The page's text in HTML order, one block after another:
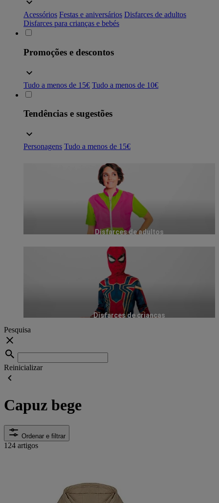
Acessórios Festas e aniversários Disfarces de adultos
Disfarces para crianças e bebés
Promoções e descontos
Tudo a menos de 15€ Tudo a menos de 10€
Tendências e sugestões
Personagens Tudo a menos de 15€
Disfarces de adultos
Disfarces de crianças
Pesquisa
Reinicializar
Capuz bege
Ordenar e filtrar
124 artigos